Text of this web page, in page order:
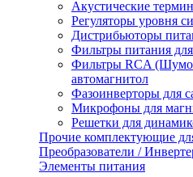
Акустические
Регуляторы уровня
Дистрибьюторы
Фильтры питания
Фильтры RCA
автомагнитол
Фазоинверторы для
Микрофоны для
Решетки для
Прочие комплектующие
Преобразователи /
Элементы питания